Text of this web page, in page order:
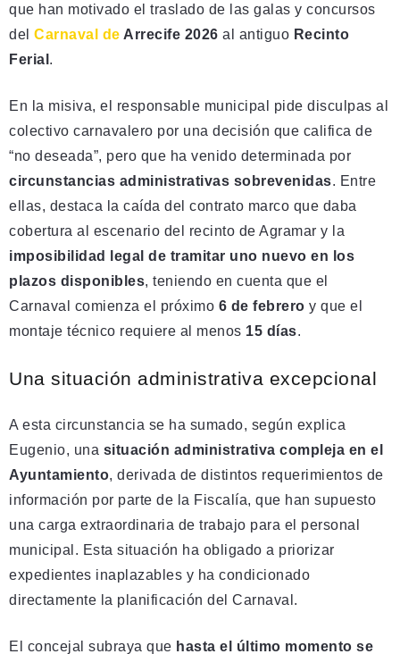
que han motivado el traslado de las galas y concursos
del Carnaval de Arrecife 2026 al antiguo Recinto
Ferial .
En la misiva, el responsable municipal pide disculpas al
colectivo carnavalero por una decisión que califica de
“no deseada”, pero que ha venido determinada por
circunstancias administrativas sobrevenidas. Entre
ellas, destaca la caída del contrato marco que daba
cobertura al escenario del recinto de Agramar y la
imposibilidad legal de tramitar uno nuevo en los
plazos disponibles, teniendo en cuenta que el
Carnaval comienza el próximo 6 de febrero y que el
montaje técnico requiere al menos 15 días.
Una situación administrativa excepcional
A esta circunstancia se ha sumado, según explica
Eugenio, una situación administrativa compleja en el
Ayuntamiento, derivada de distintos requerimientos de
información por parte de la Fiscalía, que han supuesto
una carga extraordinaria de trabajo para el personal
municipal. Esta situación ha obligado a priorizar
expedientes inaplazables y ha condicionado
directamente la planificación del Carnaval.
El concejal subraya que hasta el último momento se